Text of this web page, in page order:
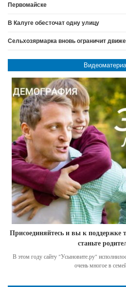
Первомайске
В Калуге обесточат одну улицу
Сельхозярмарка вновь ограничит
Присоединяйтесь и вы к поддержке
станьте
В этом году сайту "Усыновите.ру"
очень многое в